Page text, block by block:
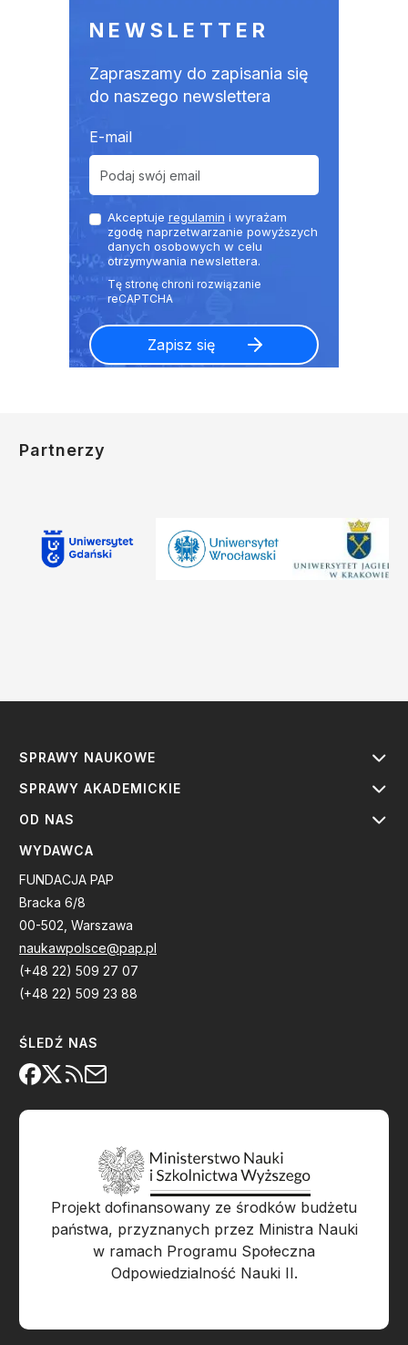
NEWSLETTER
Zapraszamy do zapisania się
do naszego newslettera
E-mail
Akceptuje regulamin i wyrażam
zgodę naprzetwarzanie powyższych
danych osobowych w celu
otrzymywania newslettera.
Partnerzy
SPRAWY NAUKOWE
SPRAWY AKADEMICKIE
OD NAS
WYDAWCA
FUNDACJA PAP
Bracka 6/8
00-502, Warszawa
naukawpolsce@pap.pl
(+48 22) 509 27 07
(+48 22) 509 23 88
ŚLEDŹ NAS
Projekt dofinansowany ze środków budżetu
państwa, przyznanych przez Ministra Nauki
w ramach Programu Społeczna
Odpowiedzialność Nauki II.